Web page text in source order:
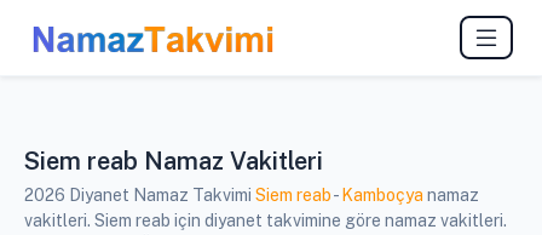
Siem reab Namaz Vakitleri
2026 Diyanet Namaz Takvimi Siem reab- Kamboçya namaz
vakitleri. Siem reab için diyanet takvimine göre namaz vakitleri.